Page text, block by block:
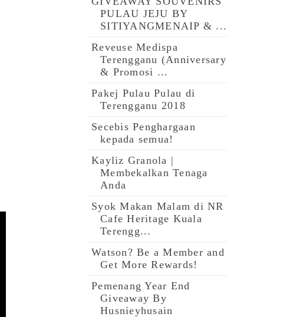
PULAU JEJU BY
SITIYANGMENAIP & ...
Reveuse Medispa
Terengganu (Anniversary
& Promosi ...
Pakej Pulau Pulau di
Terengganu 2018
Secebis Penghargaan
kepada semua!
Kayliz Granola |
Membekalkan Tenaga
Anda
Syok Makan Malam di NR
Cafe Heritage Kuala
Terengg...
Watson? Be a Member and
Get More Rewards!
Pemenang Year End
Giveaway By
Husnieyhusain